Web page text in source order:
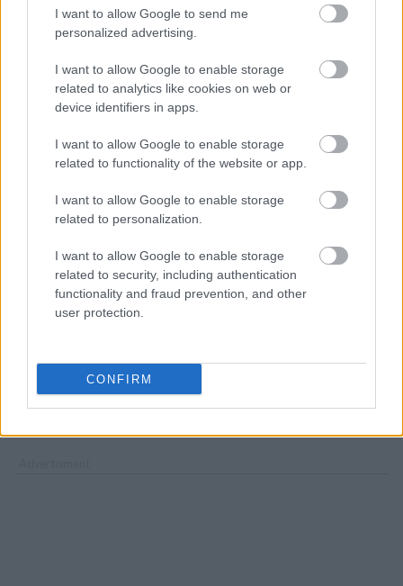
I want to allow Google to send me
personalized advertising.
I want to allow Google to enable storage
related to analytics like cookies on web or
device identifiers in apps.
I want to allow Google to enable storage
related to functionality of the website or app.
I want to allow Google to enable storage
related to personalization.
I want to allow Google to enable storage
related to security, including authentication
functionality and fraud prevention, and other
user protection.
CONFIRM
ολοκλήρωσε ηMetlen , ενώ ενισχυμένες άνω του
1% ακολούθησαν οι μετοχές των
ElvalHalcor
(+1,10%).
Σε μικρότερο ποσοστό ενισχύθηκαν οι τίτλοι των
Σαράντης (+0,69%),Cenergy(+0,40%), ΔΕΗ
χωρίς μεταβολή στα 22,70 ευρώ ολοκλήρωσε η
Jumbo.
Σε αρνητικό έδαφος, ηAllwynυποχώρησε 3,21%
στα 12,83 ευρώ, και ακολούθησαν οιCoca
και ΟΤΕ με απώλειες 1,93% και 1,61%
ολοκλήρωσαν οι μετοχές τωνAktor(-0,70%),
ΕΥΔΑΠ (-0,50%),Helleniq Energy
Aegean(-0,17%).